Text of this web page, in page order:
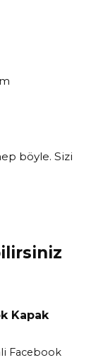
böyle. Sizi
Kapak
Facebook